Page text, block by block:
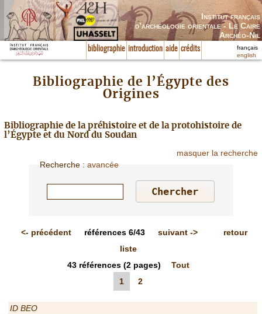
Institut français
d’archéologie orientale - Le Caire
Archéo-Nil
bibliographie introduction aide crédits
français
english
Bibliographie de l’Égypte des
Origines
Bibliographie de la préhistoire et de la protohistoire de
l’Égypte et du Nord du Soudan
masquer la recherche
Recherche :avancée
<- précédent références6/43 suivant->
retour
liste
43 références(2 pages)
Tout
1
2
ID BEO